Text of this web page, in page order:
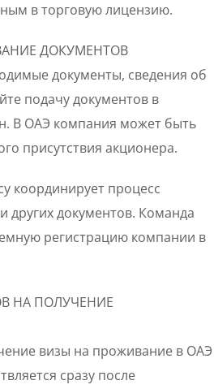
в торговую лицензию.
ДОКУМЕНТОВ
документы, сведения об
подачу документов в
В ОАЭ компания может быть
присутствия акционера.
координирует процесс
других документов. Команда
регистрацию компании в
НА ПОЛУЧЕНИЕ
визы на проживание в ОАЭ
сразу после